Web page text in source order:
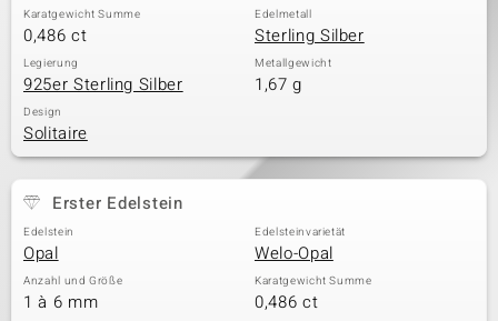
Karatgewicht Summe
0,486 ct
Edelmetall
Sterling Silber
Legierung
925er Sterling Silber
Metallgewicht
1,67 g
Design
Solitaire
Erster Edelstein
Edelstein
Opal
Edelsteinvarietät
Welo-Opal
Anzahl und Größe
1 à 6 mm
Karatgewicht Summe
0,486 ct